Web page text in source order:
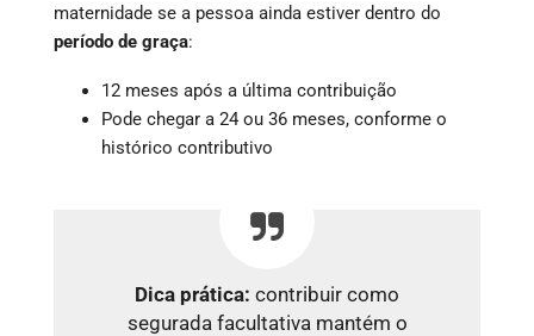
maternidade se a pessoa ainda estiver dentro do
período de graça:
12 meses após a última contribuição
Pode chegar a 24 ou 36 meses, conforme o
histórico contributivo
Dica prática: contribuir como
segurada facultativa mantém o